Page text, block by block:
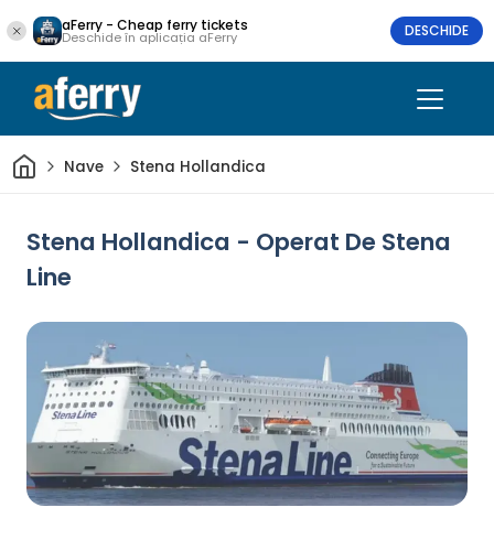
aFerry - Cheap ferry tickets
Deschide în aplicația aFerry DESCHIDE
AcasăNave Stena Hollandica
Stena Hollandica - Operat De Stena
Line